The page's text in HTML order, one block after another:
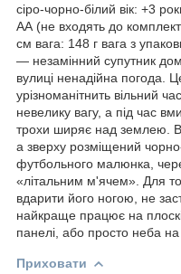
сіро-чорно-білий вік: +3
АА (не входять до
см вага: 148 г вага з
— незамінний супутник
вулиці ненадійна погода.
урізноманітнить вільний
невелику вагу, а під час
трохи ширяє над землею.
а зверху розміщений
футбольного малюнка,
«літальним м'ячем». Для
вдарити його ногою, не
найкраще працює на
панелі, або просто неба на
Приховати